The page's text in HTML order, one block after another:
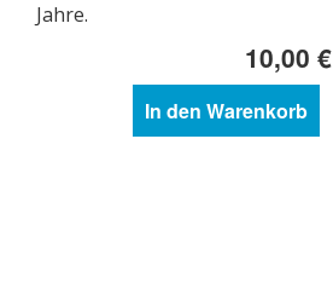
Jahre.
10,00 €
In den Warenkorb